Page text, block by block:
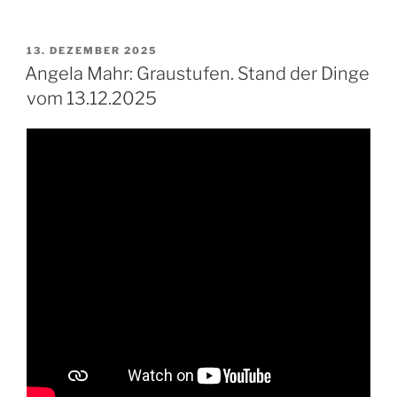
VERÖFFENTLICHT
AM
13. DEZEMBER 2025
Angela Mahr: Graustufen. Stand der Dinge
vom 13.12.2025